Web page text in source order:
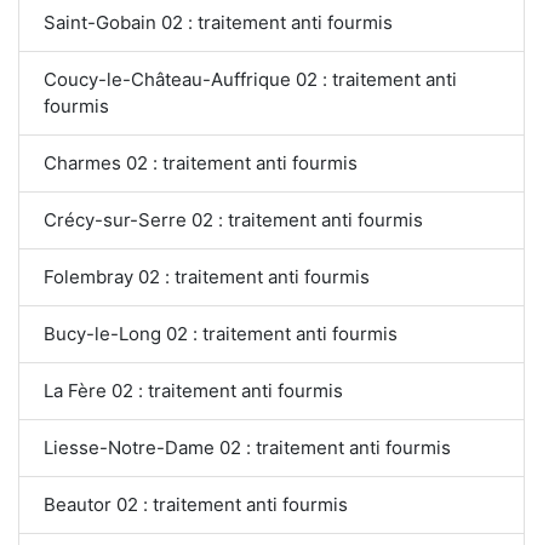
Saint-Gobain 02 : traitement anti fourmis
Coucy-le-Château-Auffrique 02 : traitement anti
fourmis
Charmes 02 : traitement anti fourmis
Crécy-sur-Serre 02 : traitement anti fourmis
Folembray 02 : traitement anti fourmis
Bucy-le-Long 02 : traitement anti fourmis
La Fère 02 : traitement anti fourmis
Liesse-Notre-Dame 02 : traitement anti fourmis
Beautor 02 : traitement anti fourmis